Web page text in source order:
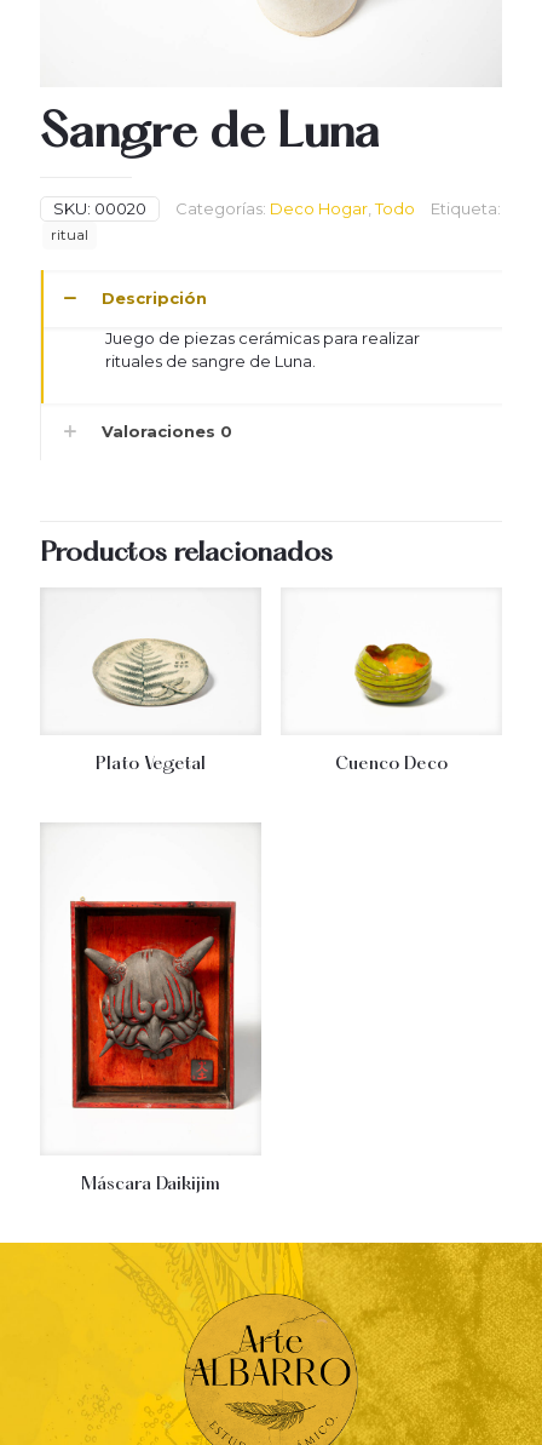
Sangre de Luna
SKU: 00020 Categorías: Deco Hogar ,Todo Etiqueta:
ritual
Descripción
Juego de piezas cerámicas para realizar
rituales de sangre de Luna.
Valoraciones 0
Productos relacionados
Plato Vegetal Cuenco Deco
Máscara Daikijim